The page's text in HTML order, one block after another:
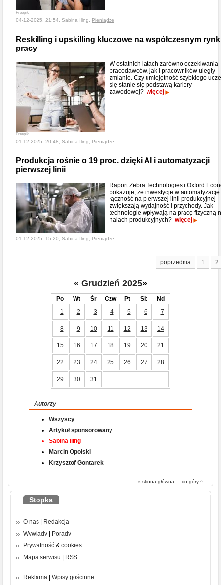
Freepik
04-12-2025, 21:54, Sabina Iling, Pieniądze
Reskilling i upskilling kluczowe na współczesnym
pracy
Freepik
W ostatnich latach zarówno oczekiwania
pracodawców, jak i pracowników uległy
zmianie. Czy umiejętność szybkiego
się stanie się podstawą kariery
zawodowej? więcej
01-12-2025, 20:48, Sabina Iling, Pieniądze
Produkcja rośnie o 19 proc. dzięki AI i automatyzacji
pierwszej linii
Raport Zebra Technologies i Oxford
pokazuje, że inwestycje w automatyzację
łączność na pierwszej linii produkcyjnej
zwiększają wydajność i przychody. Jak
technologie wpływają na pracę fizyczną
halach produkcyjnych? więcej
01-12-2025, 15:20, Sabina Iling, Pieniądze
poprzednia 1 2
« Grudzień 2025»
Po Wt Śr Czw Pt Sb
Nd
1
2 3 4 5 6 7
8 9 10 11 12 13 14
15 16 17 18 19 20 21
22 23 24 25 26 27 28
29 30 31
Autorzy
Wszyscy
Artykuł sponsorowany
Sabina Iling
Marcin Opolski
Krzysztof Gontarek
« strona główna - do góry ^
Stopka
O nas | Redakcja
Wywiady | Porady
Prywatność & cookies
Mapa serwisu | RSS
Reklama | Wpisy gościnne